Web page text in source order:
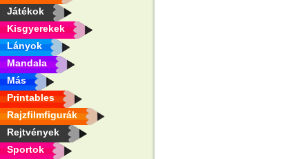
Játékok
Kisgyerekek
Lányok
Mandala
Más
Printables
Rajzfilmfigurák
Rejtvények
Sportok